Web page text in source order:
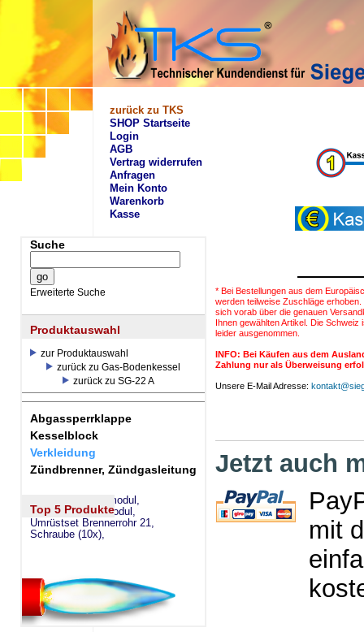
zurück zu TKS
SHOP Startseite
Login
AGB
Vertrag widerrufen
Anfragen
Mein Konto
Warenkorb
Kasse
Suche
Erweiterte Suche
Produktauswahl
zur Produktauswahl
zurück zu Gas-Bodenkessel
zurück zu SG-22 A
Abgassperrklappe
Kesselblock
Verkleidung
Zündbrenner, Zündgasleitung
Top 5 Produkte
eSW73 Weichenmodul,
eSM73 Mischermodul,
Umrüstset Brennerrohr 21,
Schraube (10x),
* Bei Bestellungen aus dem
werden teilweise Zuschläge erhoben.
sich vorab über die genauen
Ihnen gewählten Artikel. Die Schweiz
leider ausgenommen.
INFO: Bei Käufen aus dem
Zahlung nur als Überweisung
Unsere E-Mail Adresse:
Jetzt auch
mit